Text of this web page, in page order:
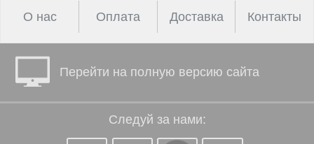
О нас Оплата Доставка Контакты
Перейти на полную версию сайта
Следуй за нами: